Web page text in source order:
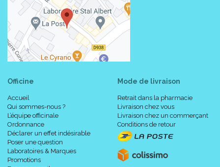
Officine
Accueil
Qui sommes-nous ?
L’équipe officinale
Ordonnance
Déclarer un effet indésirable
Poser une question
Laboratoires & Marques
Promotions
Mode de livraison
Retrait dans la pharmacie
Livraison chez vous
Livraison chez un commerçant
Conditions de retour